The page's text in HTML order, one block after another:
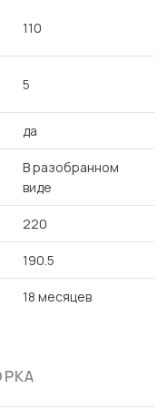
110
5
да
В разобранном
виде
220
190.5
18 месяцев